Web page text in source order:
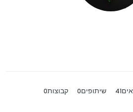
41 שיתופים0 קבוצות0